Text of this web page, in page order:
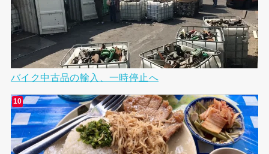
バイク中古品の輸入、一時停止へ